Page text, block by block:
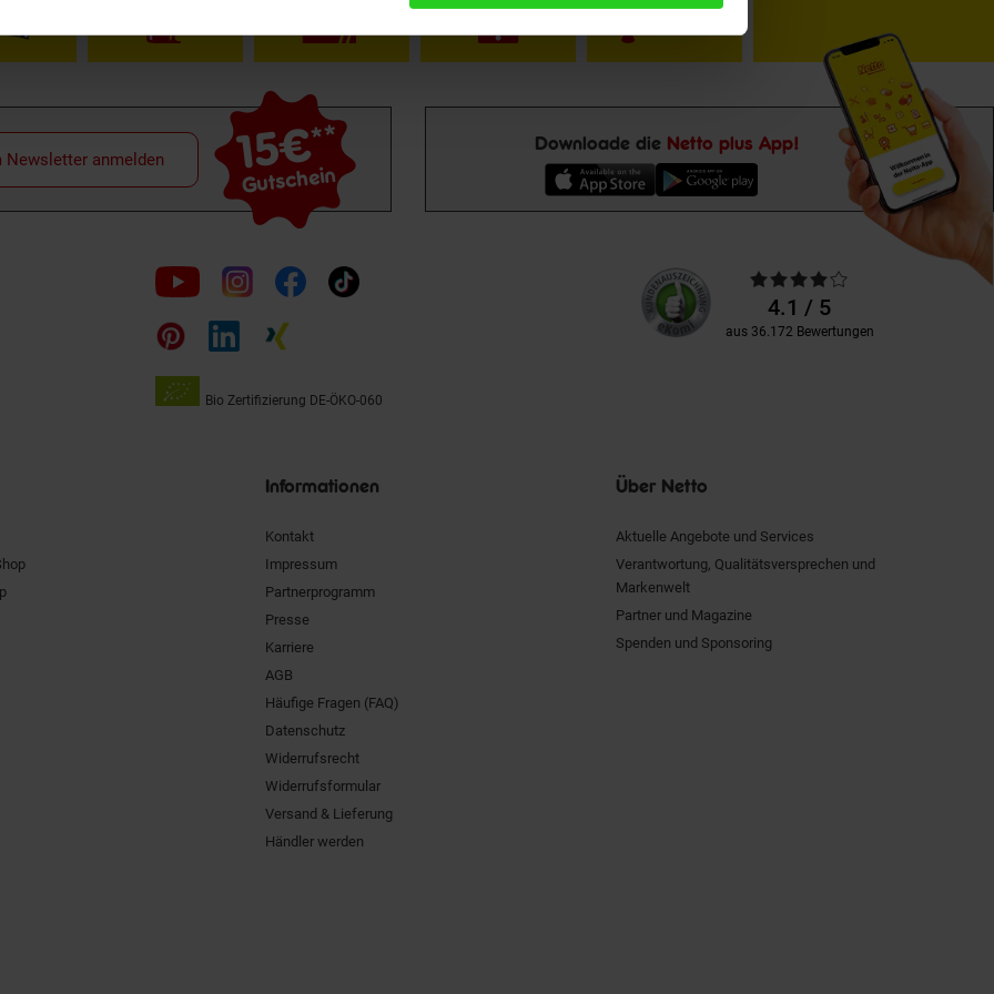
15€**
Gutschein
Newsletter anmelden
Downloade die Netto plus App!
Folge
uns
auf
Bio Zertifizierung DE-ÖKO-060
Unsere
Kundenbewertungen
Durchschnittliche
Bewertungen4.1 / 5
aus 36.172 Bewertungen
Informationen
Kontakt
Impressum
Partnerprogramm
Presse
Karriere
AGB
Häufige Fragen (FAQ)
Datenschutz
Widerrufsrecht
Widerrufsformular
Versand & Lieferung
Händler werden
Über Netto
Aktuelle Angebote und Services
Verantwortung, Qualitätsversprechen und
Markenwelt
Partner und Magazine
Spenden und Sponsoring